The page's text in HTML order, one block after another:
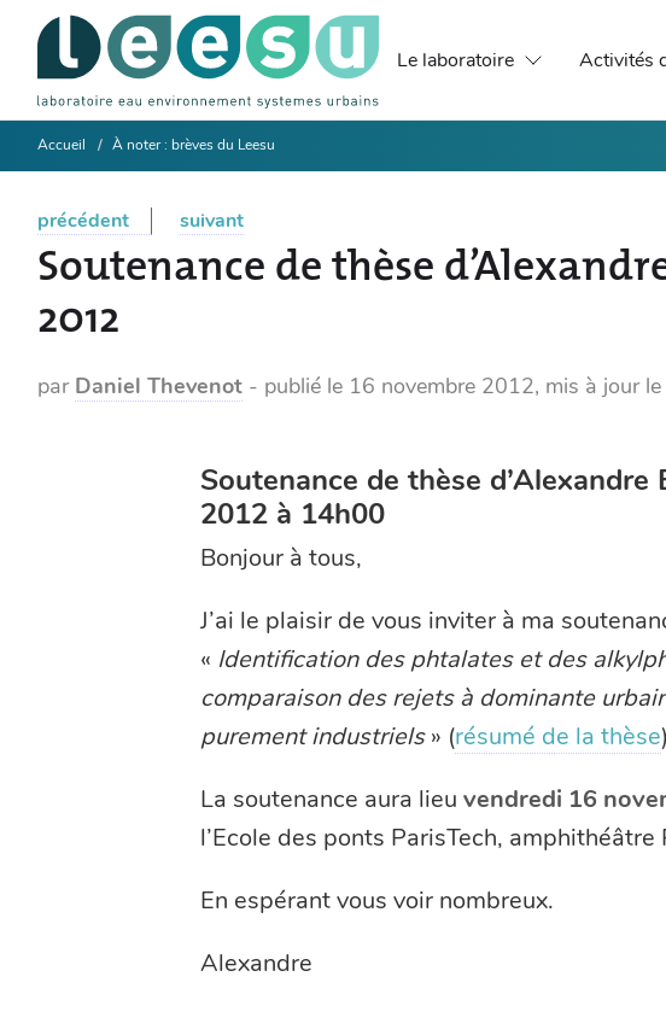
Le laboratoire Activités
Accueil À noter : brèves du Leesu
précédent suivant
Soutenance de thèse
2012
par Daniel Thevenot - publié le 16 novembre 2012, mis à jour le
Soutenance de thèse
2012 à 14h00
Bonjour à tous,
J’ai le plaisir de vous inviter à ma
« Identification des phtalates et des
comparaison des rejets à dominante
purement industriels» (résumé de la thèse
La soutenance aura lieu vendredi 16
l’Ecole des ponts ParisTech, amphithéâtre
En espérant vous voir nombreux.
Alexandre